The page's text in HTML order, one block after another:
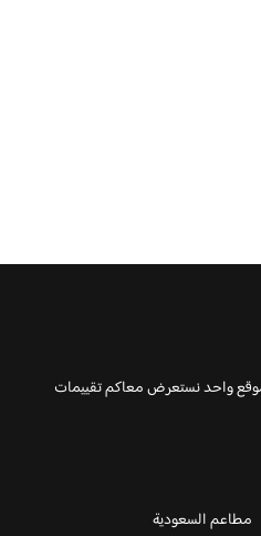
واحد نستعرض معاكم تقييمات
مطاعم السعودية